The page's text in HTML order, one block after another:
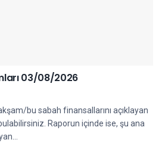
03/08/2026
bu sabah finansallarını açıklayan
Raporun içinde ise, şu ana